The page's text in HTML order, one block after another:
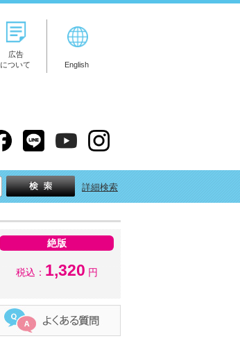
広告
について
English
詳細検索
絶版
税込： 1,320 円